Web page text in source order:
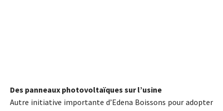
Des panneaux photovoltaïques sur l’usine
Autre initiative importante d’Edena Boissons pour adopter